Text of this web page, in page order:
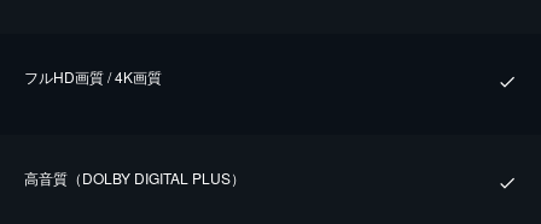
フルHD画質 / 4K画質
⾼⾳質（DOLBY DIGITAL PLUS）